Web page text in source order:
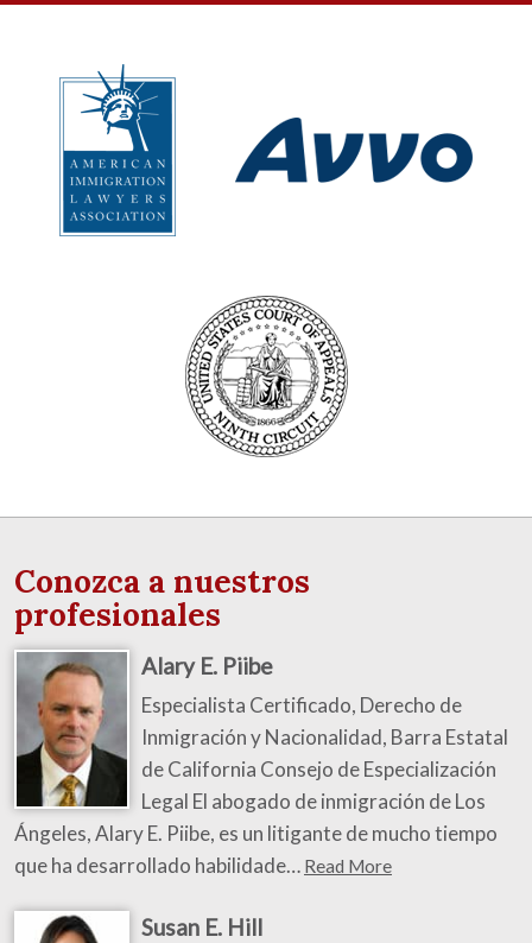
Conozca a nuestros
profesionales
Alary E. Piibe
Especialista Certificado, Derecho de
Inmigración y Nacionalidad, Barra Estatal
de California Consejo de Especialización
Legal El abogado de inmigración de Los
Ángeles, Alary E. Piibe, es un litigante de mucho tiempo
que ha desarrollado habilidade… Read More
Susan E. Hill